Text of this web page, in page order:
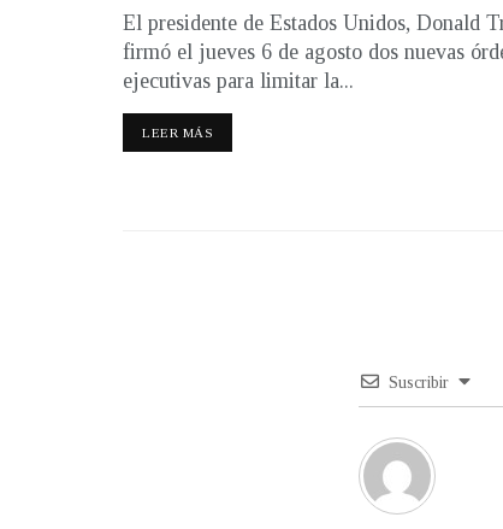
El presidente de Estados Unidos, Donald
firmó el jueves 6 de agosto dos nuevas
ejecutivas para limitar la...
LEER MÁS
Suscribir